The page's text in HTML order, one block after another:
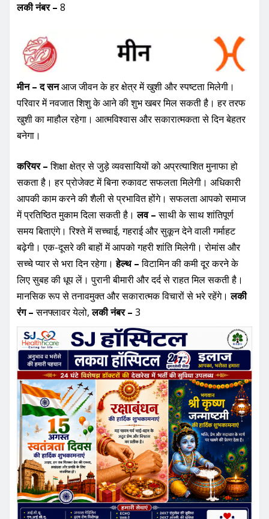
लकी नंबर – 8
मीन – द सनआज जीवन के हर क्षेत्र में खुशी और स्पष्टता मिलेगी।
परिवार में नवजात शिशु के आने की शुभ खबर मिल सकती है। हर तरफ
खुशी का माहौल रहेगा। आत्मविश्वास और सकारात्मकता से दिन बेहतर
बनेगा।
करियर –शिक्षा क्षेत्र से जुड़े व्यवसायियों को अप्रत्याशित मुनाफा हो
सकता है। हर प्रोजेक्ट में बिना रुकावट सफलता मिलेगी। अधिकारी
आपकी काम करने की शैली से प्रभावित होंगे। सफलता आपको समाज
में प्रतिष्ठित मुकाम दिला सकती है।लव –साथी के साथ शांतिपूर्ण
समय बिताएंगे। रिश्ते में सच्चाई, गहराई और सुकून देने वाली गर्माहट
बढ़ेगी। एक-दूसरे की बाहों में आपको गहरी शांति मिलेगी। रोमांस और
सच्चे प्यार से भरा दिन रहेगा।हेल्थ –विटामिन की कमी दूर करने के
लिए सुबह की धूप लें। पुरानी बीमारी और दर्द से राहत मिल सकती है।
मानसिक रूप से तनावमुक्त और सकारात्मक विचारों से भरे रहेंगे।लकी
रंग –सनफ्लावर येलो,लकी नंबर – 3
Praveen Kumar
Dubey
Website:
https://pradeshkhabar.in